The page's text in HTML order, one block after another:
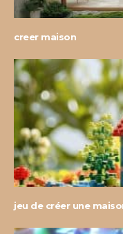
creer maison
jeu de créer une